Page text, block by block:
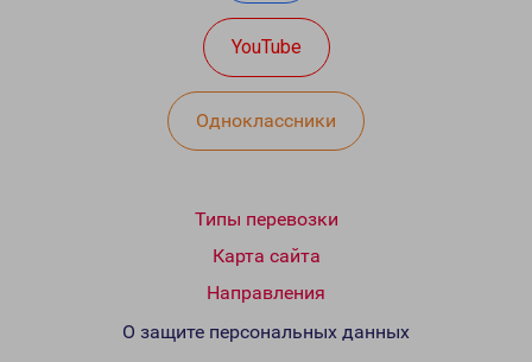
YouTube
Одноклассники
Типы перевозки
Карта сайта
Направления
О защите персональных данных